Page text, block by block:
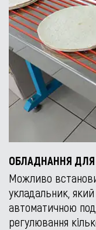
ОБЛАДНАННЯ ДЛЯ
Можливо
укладальник,
автоматичною
регулювання